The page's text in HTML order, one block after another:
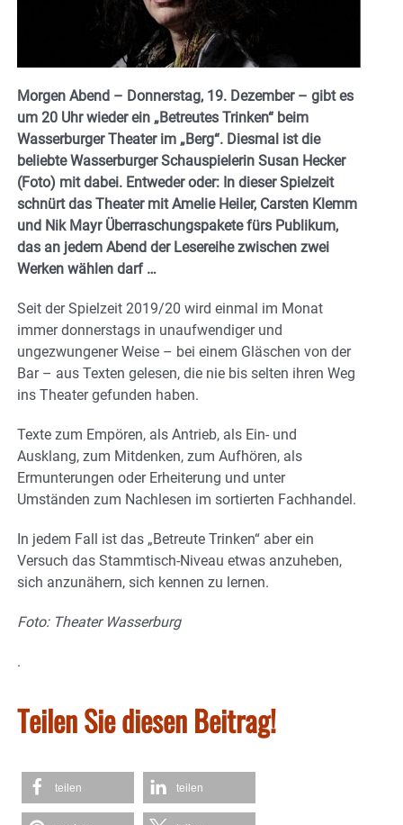
Morgen Abend – Donnerstag, 19. Dezember – gibt es
um 20 Uhr wieder ein „Betreutes Trinken“ beim
Wasserburger Theater im „Berg“. Diesmal ist die
beliebte Wasserburger Schauspielerin Susan Hecker
(Foto) mit dabei. Entweder oder: In dieser Spielzeit
schnürt das Theater mit Amelie Heiler, Carsten Klemm
und Nik Mayr Überraschungspakete fürs Publikum,
das an jedem Abend der Lesereihe zwischen zwei
Werken wählen darf …
Seit der Spielzeit 2019/20 wird einmal im Monat
immer donnerstags in unaufwendiger und
ungezwungener Weise – bei einem Gläschen von der
Bar – aus Texten gelesen, die nie bis selten ihren Weg
ins Theater gefunden haben.
Texte zum Empören, als Antrieb, als Ein- und
Ausklang, zum Mitdenken, zum Aufhören, als
Ermunterungen oder Erheiterung und unter
Umständen zum Nachlesen im sortierten Fachhandel.
In jedem Fall ist das „Betreute Trinken“ aber ein
Versuch das Stammtisch-Niveau etwas anzuheben,
sich anzunähern, sich kennen zu lernen.
Foto: Theater Wasserburg
.
Teilen Sie diesen Beitrag!
teilen teilen